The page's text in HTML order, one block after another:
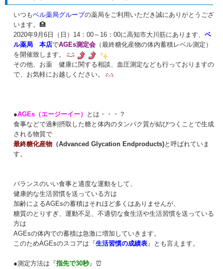
いつもベル薬局グループの薬局をご利用いただき誠にありがとうござ
います。🏥
2020年9月6日（日）14：00～16：00に高知市大川筋にあります、ベ
ル薬局 本店でAGEs測定会 （最終糖化産物の体内蓄積レベル測定）
を開催致します。
その他、お薬 健康に関する相談、血圧測定なども行っておりますの
で、お気軽にお越しください。
●AGEs（エージーイー）
とは・・・？
食事などで過剰摂取した糖と体内のタンパク質が結びつくことで生成
される物質で
最終糖化産物 （Advanced Glycation Endproducts)と呼ばれていま
す。
バランスのいい食事と適度な運動をして、
健康的な生活習慣を送っている方は
加齢によるAGEsの蓄積はそれほど多くはありませんが、
糖質のとりすぎ、運動不足、不適切な食生活や生活習慣を送っている
方は
AGEsの体内での蓄積は急激に増加していきます。
このためAGEsのスコアは『生活習慣の成績表』とも言えます。
●測定方法は『指先で30秒』⏰